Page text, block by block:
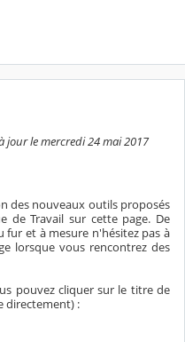
jour le mercredi 24 mai 2017
des nouveaux outils proposés
de Travail sur cette page. De
et à mesure n'hésitez pas à
lorsque vous rencontrez des
pouvez cliquer sur le titre de
directement) :